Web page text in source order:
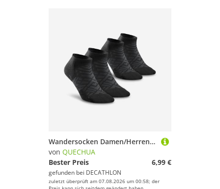
Wandersocken Damen/Herren Doppelpack - Hike 100 schwarz
von QUECHUA
Bester Preis
6,99 €
gefunden bei DECATHLON
zuletzt überprüft am 07.08.2026 um 00:58; der